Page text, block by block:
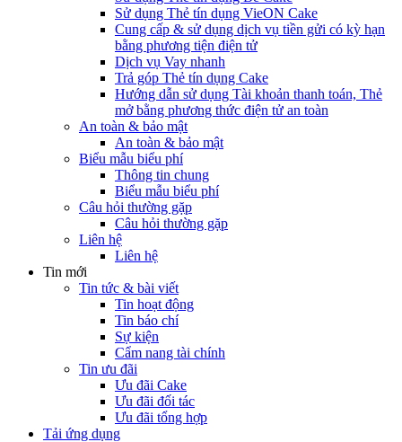
Sử dụng Thẻ tín dụng VieON Cake
Cung cấp & sử dụng dịch vụ tiền gửi có kỳ hạn
bằng phương tiện điện tử
Dịch vụ Vay nhanh
Trả góp Thẻ tín dụng Cake
Hướng dẫn sử dụng Tài khoản thanh toán, Thẻ
mở bằng phương thức điện tử an toàn
An toàn & bảo mật
An toàn & bảo mật
Biểu mẫu biểu phí
Thông tin chung
Biểu mẫu biểu phí
Câu hỏi thường gặp
Câu hỏi thường gặp
Liên hệ
Liên hệ
Tin mới
Tin tức & bài viết
Tin hoạt động
Tin báo chí
Sự kiện
Cẩm nang tài chính
Tin ưu đãi
Ưu đãi Cake
Ưu đãi đối tác
Ưu đãi tổng hợp
Tải ứng dụng